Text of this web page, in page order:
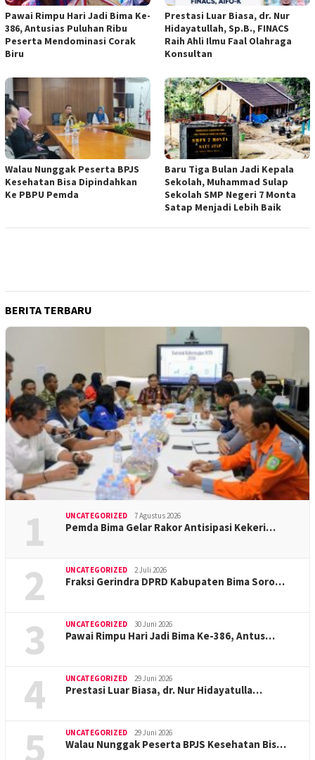
Pawai Rimpu Hari Jadi Bima Ke-
386, Antusias Puluhan Ribu
Peserta Mendominasi Corak
Biru
Prestasi Luar Biasa, dr. Nur
Hidayatullah, Sp.B., FINACS
Raih Ahli Ilmu Faal Olahraga
Konsultan
Walau Nunggak Peserta BPJS
Kesehatan Bisa Dipindahkan
Ke PBPU Pemda
Baru Tiga Bulan Jadi Kepala
Sekolah, Muhammad Sulap
Sekolah SMP Negeri 7 Monta
Satap Menjadi Lebih Baik
BERITA TERBARU
1 UNCATEGORIZED 7 Agustus 2026
Pemda Bima Gelar Rakor Antisipasi Kekeri…
2 UNCATEGORIZED 2 Juli 2026
Fraksi Gerindra DPRD Kabupaten Bima Soro…
3 UNCATEGORIZED 30 Juni 2026
Pawai Rimpu Hari Jadi Bima Ke-386, Antus…
4 UNCATEGORIZED 29 Juni 2026
Prestasi Luar Biasa, dr. Nur Hidayatulla…
5 UNCATEGORIZED 29 Juni 2026
Walau Nunggak Peserta BPJS Kesehatan Bis…